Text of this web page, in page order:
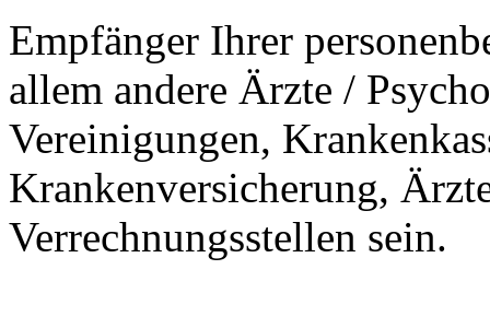
Empfänger Ihrer
allem andere Ärzte /
Vereinigungen,
Krankenversicherung,
Verrechnungsstellen sein.